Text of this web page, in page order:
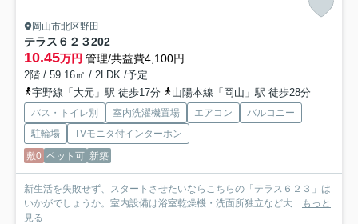
岡山市北区野田
テラス６２３202
10.45万円 管理/共益費4,100円
2階 / 59.16㎡ / 2LDK /予定
宇野線「大元」駅 徒歩17分
山陽本線「岡山」駅 徒歩28分
バス・トイレ別 室内洗濯機置場 エアコン
バルコニー
駐輪場
TVモニタ付インターホン
敷0 ペット可 新築
新生活を失敗せず、スタートさせたいならこちらの「テラス６２３」は
いかがでしょうか。室内設備は浴室乾燥機・洗面所独立など大...
もっと
見る